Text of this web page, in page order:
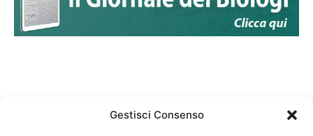
Gestisci Consenso